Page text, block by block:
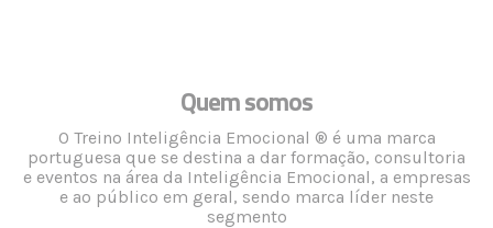
Quem somos
O Treino Inteligência Emocional ® é uma marca
portuguesa que se destina a dar formação, consultoria
e eventos na área da Inteligência Emocional, a empresas
e ao público em geral, sendo marca líder neste
segmento